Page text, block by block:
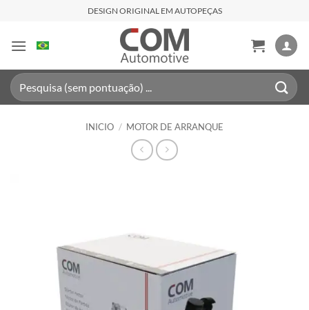
contenido
DESIGN ORIGINAL EM AUTOPEÇAS
Buscar
por:
INICIO / MOTOR DE ARRANQUE